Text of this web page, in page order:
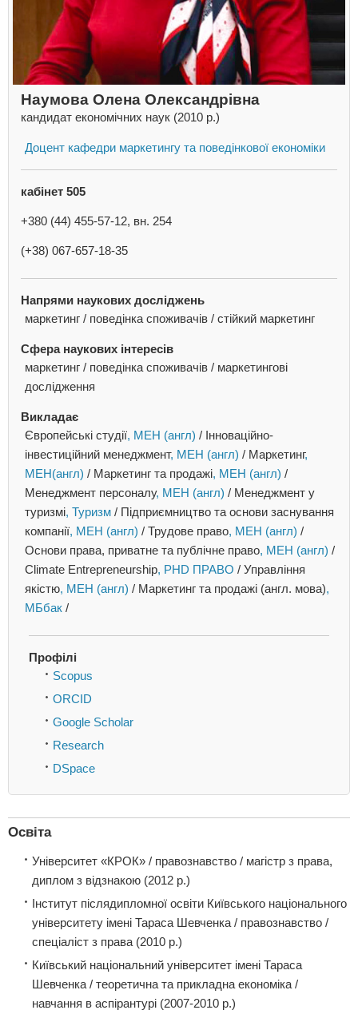
Наумова Олена Олександрівна
кандидат економічних наук (2010 р.)
Доцент кафедри маркетингу та поведінкової економіки
кабінет 505
+380 (44) 455-57-12, вн. 254
(+38) 067-657-18-35
Напрями наукових досліджень
маркетинг / поведінка споживачів / стійкий маркетинг
Сфера наукових інтересів
маркетинг / поведінка споживачів / маркетингові
дослідження
Викладає
Європейські студії, МЕН (англ) / Інноваційно-
інвестиційний менеджмент, МЕН (англ) / Маркетинг,
МЕН(англ) / Маркетинг та продажі, МЕН (англ) /
Менеджмент персоналу, МЕН (англ) / Менеджмент у
туризмі, Туризм / Підприємництво та основи заснування
компанії, МЕН (англ) / Трудове право, МЕН (англ) /
Основи права, приватне та публічне право, МЕН (англ) /
Climate Entrepreneurship, PHD ПРАВО / Управління
якістю, МЕН (англ) / Маркетинг та продажі (англ. мова),
МБбак /
Профілі
Scopus
ORCID
Google Scholar
Research
DSpace
Освіта
Університет «КРОК» / правознавство / магістр з права,
диплом з відзнакою (2012 р.)
Інститут післядипломної освіти Київського національного
університету імені Тараса Шевченка / правознавство /
спеціаліст з права (2010 р.)
Київський національний університет імені Тараса
Шевченка / теоретична та прикладна економіка /
навчання в аспірантурі (2007-2010 р.)